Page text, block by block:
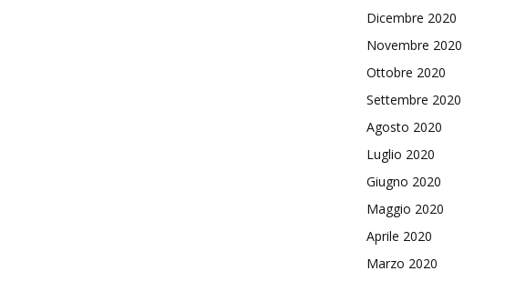
Dicembre 2020
Novembre 2020
Ottobre 2020
Settembre 2020
Agosto 2020
Luglio 2020
Giugno 2020
Maggio 2020
Aprile 2020
Marzo 2020